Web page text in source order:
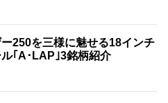
250を三様に魅せる18インチ
｢A･LAP｣3銘柄紹介